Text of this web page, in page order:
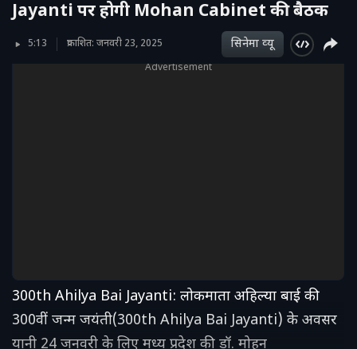
Jayanti पर होगी Mohan Cabinet की बैठक
5:13 प्रकाशित: जनवरी 23, 2025 सिनेमा व्‍यू
Advertisement
300th Ahilya Bai Jayanti: लोकमाता अहिल्या बाई की
300वीं जन्म जयंती(300th Ahilya Bai Jayanti) के अवसर
यानी 24 जनवरी के लिए मध्य प्रदेश की डॉ. मोहन